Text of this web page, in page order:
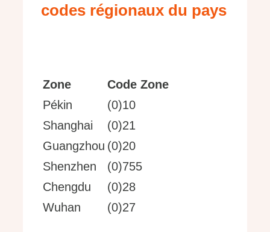
codes régionaux du pays
Zone
Code Zone
Pékin
(0)10
Shanghai
(0)21
Guangzhou (0)20
Shenzhen
(0)755
Chengdu
(0)28
Wuhan
(0)27